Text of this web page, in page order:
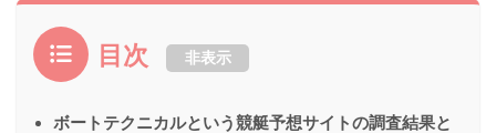
目次 非表示
ボートテクニカルという競艇予想サイトの調査結果と